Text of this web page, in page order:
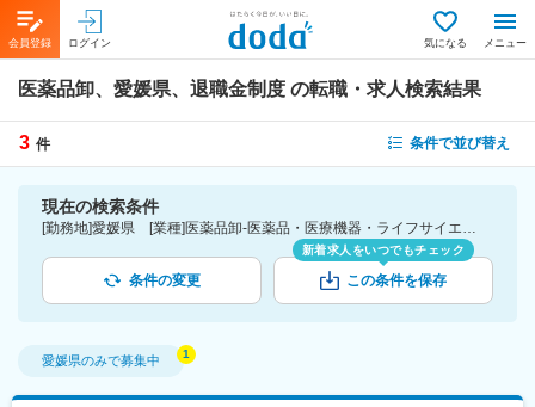
会員登録 ログイン 気になる メニュー
医薬品卸、愛媛県、退職金制度 の転職・求人検索結果
3 件 条件で並び替え
現在の検索条件
[勤務地]愛媛県 [業種]医薬品卸-医薬品・医療機器・ライフサイエンス・医療系サービス [詳細条件](待遇・福利厚生)退職金制度
条件の変更
新着求人をいつでもチェック
この条件を保存
愛媛県のみで募集中